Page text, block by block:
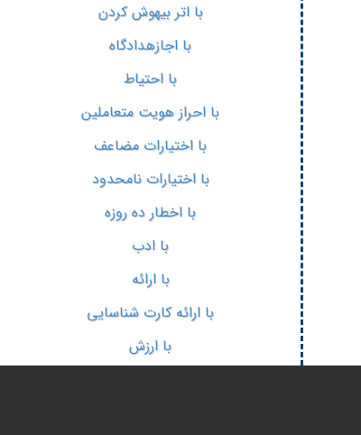
با اتر بیهوش کردن
با اجازهدادگاه
با احتیاط
با احراز هویت متعاملین
با اختیارات مضاعف
با اختیارات نامحدود
با اخطار ده روزه
با ادب
با ارائه
با ارائه کارت شناسایی
با ارزش